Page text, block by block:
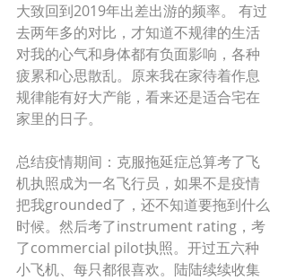
大致回到2019年出差出游的频率。 有过
去两年多的对比，才知道不规律的生活
对我的心气和身体都有负面影响，各种
疲累和心思散乱。原来我在家待着作息
规律能有好大产能，看来还是适合宅在
家里的日子。
总结疫情期间：克服拖延症总算考了飞
机执照成为一名飞行员，如果不是疫情
把我grounded了，还不知道要拖到什么
时候。然后考了instrument rating，考
了commercial pilot执照。开过五六种
小飞机、每只都很喜欢。陆陆续续收集